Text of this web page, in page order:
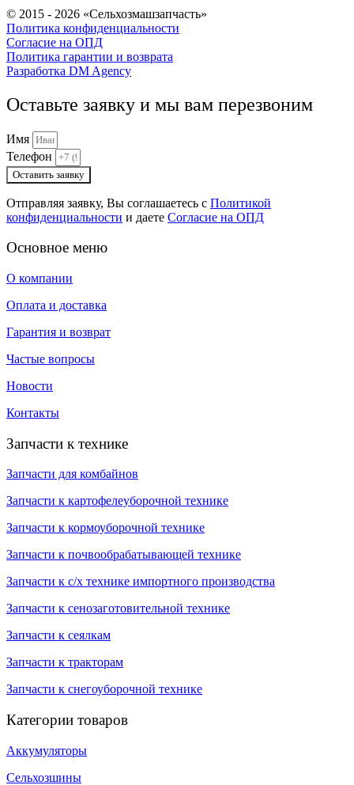
© 2015 - 2026 «Сельхозмашзапчасть»
Политика конфиденциальности
Согласие на ОПД
Политика гарантии и возврата
Разработка DM Agency
Оставьте заявку и мы вам перезвоним
Имя
Телефон
Оставить заявку
Отправляя заявку, Вы соглашаетесь с Политикой
конфиденциальности и даете Согласие на ОПД
Основное меню
О компании
Оплата и доставка
Гарантия и возврат
Частые вопросы
Новости
Контакты
Запчасти к технике
Запчасти для комбайнов
Запчасти к картофелеуборочной технике
Запчасти к кормоуборочной технике
Запчасти к почвообрабатывающей технике
Запчасти к с/х технике импортного производства
Запчасти к сенозаготовительной технике
Запчасти к сеялкам
Запчасти к тракторам
Запчасти к снегоуборочной технике
Категории товаров
Аккумуляторы
Сельхозшины